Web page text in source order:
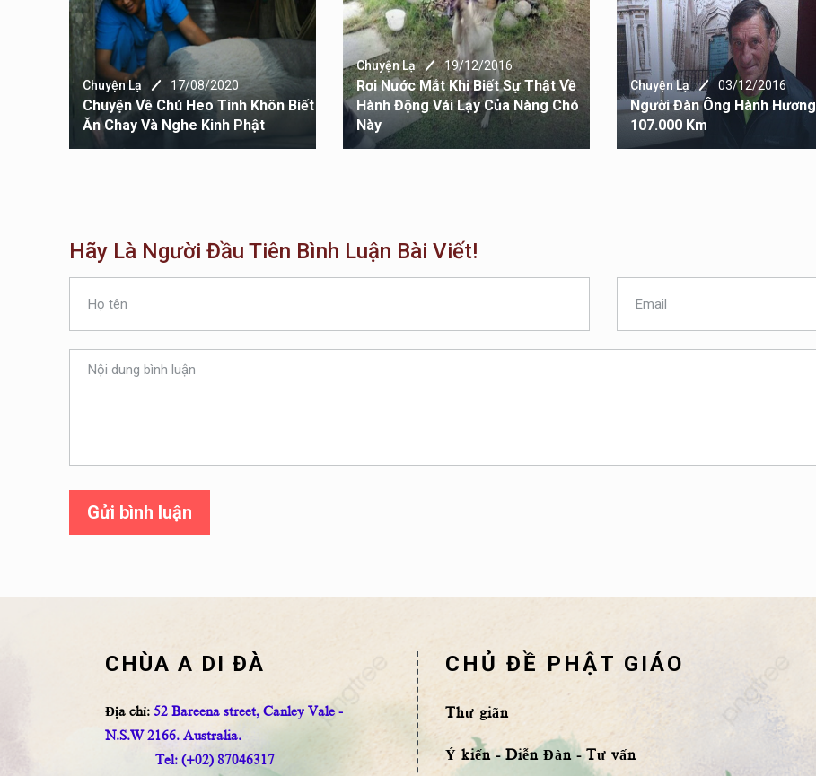
Chuyện Lạ 17/08/2020
Chuyện Về Chú Heo Tinh Khôn Biết
Ăn Chay Và Nghe Kinh Phật
Chuyện Lạ 19/12/2016
Rơi Nước Mắt Khi Biết Sự Thật Về
Hành Động Vái Lạy Của Nàng Chó
Này
Chuyện Lạ 03/12/2016
Người Đàn Ông Hành Hương
107.000 Km
Hãy Là Người Đầu Tiên Bình Luận Bài Viết!
Gửi bình luận
CHÙA A DI ĐÀ
Địa chỉ: 52 Bareena street, Canley Vale -
N.S.W 2166. Australia.
Tel: (+02) 87046317
CHỦ ĐỀ PHẬT GIÁO
Thư giãn
Ý kiến - Diễn Đàn - Tư vấn